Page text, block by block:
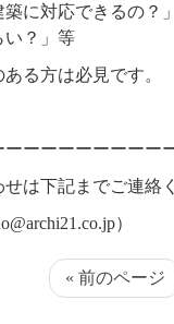
に対応できるの？」
い？」等
る方は必見です。
ーーーーーーーー
は下記までご連絡
）
« 前のページ